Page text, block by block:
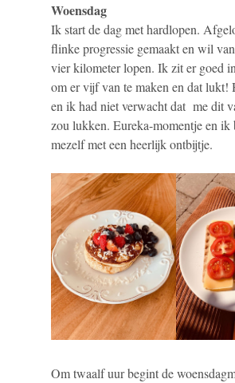
Woensdag
Ik start de dag met hardlopen.
flinke progressie gemaakt en wil
vier kilometer lopen. Ik zit er goed
om er vijf van te maken en dat lukt!
en ik had niet verwacht dat me dit
zou lukken. Eureka-momentje en ik
mezelf met een heerlijk ontbijtje.
Om twaalf uur begint de